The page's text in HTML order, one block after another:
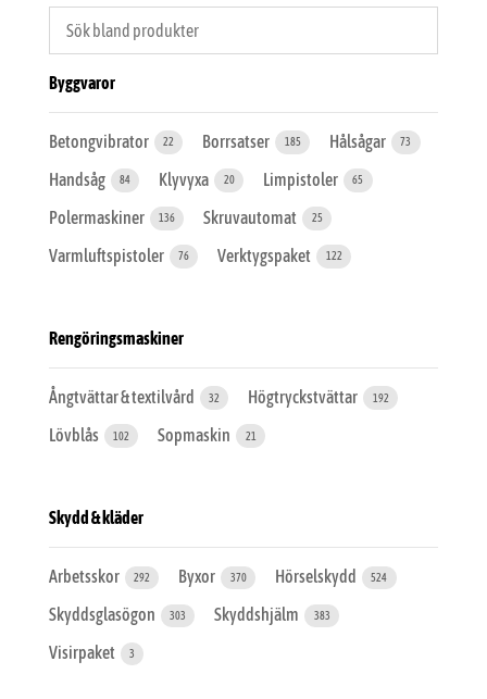
Byggvaror
Betongvibrator 22 Borrsatser 185 Hålsågar 73
Handsåg 84 Klyvyxa 20 Limpistoler 65
Polermaskiner 136 Skruvautomat 25
Varmluftspistoler 76 Verktygspaket 122
Rengöringsmaskiner
Ångtvättar & textilvård 32 Högtryckstvättar 192
Lövblås 102 Sopmaskin 21
Skydd & kläder
Arbetsskor 292 Byxor 370 Hörselskydd 524
Skyddsglasögon 303 Skyddshjälm 383
Visirpaket 3